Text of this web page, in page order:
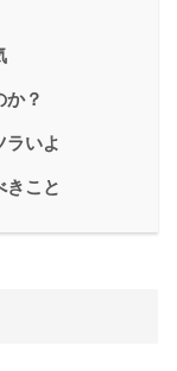
か？
ラいよ
きこと